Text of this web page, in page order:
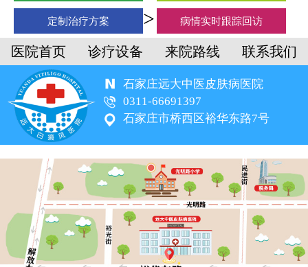
定制治疗方案 病情实时跟踪回访
医院首页 诊疗设备 来院路线 联系我们
石家庄远大中医皮肤病医院
0311-66691397
石家庄市桥西区裕华东路7号